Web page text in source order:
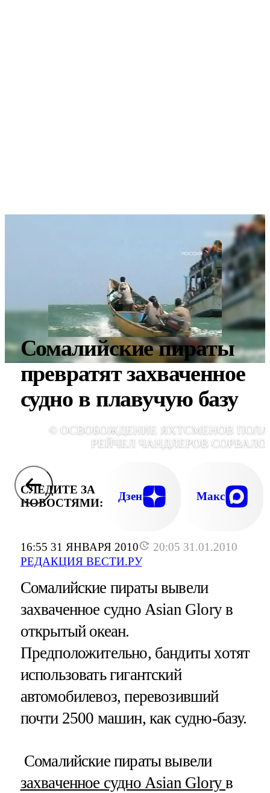
16:55 31 ЯНВАРЯ 2010
20:05 31.01.2010
РЕДАКЦИЯ ВЕСТИ.РУ
Сомалийские пираты
превратят захваченное
судно в плавучую базу
© ОСВОБОЖДЕНИЕ ЯХТСМЕНОВ
РЕЙЧЕЛ ЧАНДЛЕРОВ
СЛЕДИТЕ ЗА
НОВОСТЯМИ:
Дзен Макс
Сомалийские пираты вывели
захваченное судно Asian Glory в
открытый океан.
Предположительно, бандиты хотят
использовать гигантский
автомобилевоз, перевозивший
почти 2500 машин, как судно-базу.
Сомалийские пираты вывели
захваченное судно Asian Gloryв